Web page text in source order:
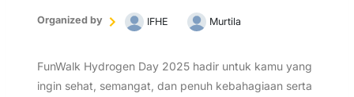
Organized by IFHE Murtila
FunWalk Hydrogen Day 2025 hadir untuk kamu yang
ingin sehat, semangat, dan penuh kebahagiaan serta